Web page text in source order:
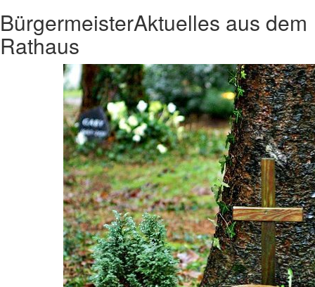
BürgermeisterAktuelles aus dem
Rathaus